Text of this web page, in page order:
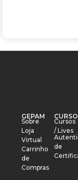
GEPAM
Sobre
Loja
Virtual
Carrinho
de
Compras
Cursos
/ Lives
de